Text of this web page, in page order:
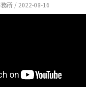
所 / 2022-08-16